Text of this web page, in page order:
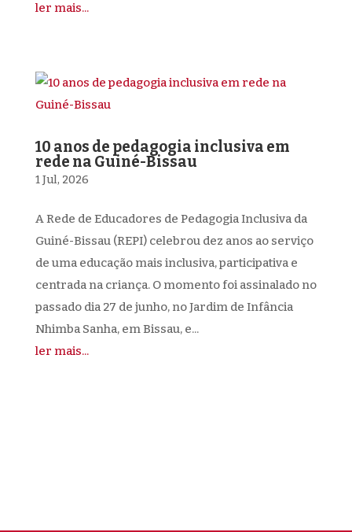
ler mais...
10 anos de pedagogia inclusiva em
rede na Guiné-Bissau
1 Jul, 2026
A Rede de Educadores de Pedagogia Inclusiva da
Guiné-Bissau (REPI) celebrou dez anos ao serviço
de uma educação mais inclusiva, participativa e
centrada na criança. O momento foi assinalado no
passado dia 27 de junho, no Jardim de Infância
Nhimba Sanha, em Bissau, e...
ler mais...